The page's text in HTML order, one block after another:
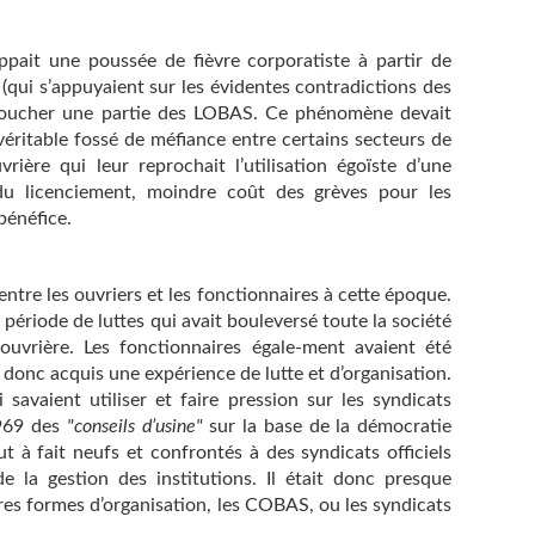
une poussée de fièvre corporatiste à partir de
s’appuyaient sur les évidentes contradictions des
une partie des LOBAS. Ce phénomène devait
fossé de méfiance entre certains secteurs de
qui leur reprochait l’utilisation égoïste d’une
licenciement, moindre coût des grèves pour les
les ouvriers et les fonctionnaires à cette époque.
période de luttes qui avait bouleversé toute la société
Les fonctionnaires égale-ment avaient été
acquis une expérience de lutte et d’organisation.
utiliser et faire pression sur les syndicats
des "conseils d’usine"sur la base de la démocratie
à fait neufs et confrontés à des syndicats officiels
la gestion des institutions. Il était donc presque
formes d’organisation, les COBAS, ou les syndicats